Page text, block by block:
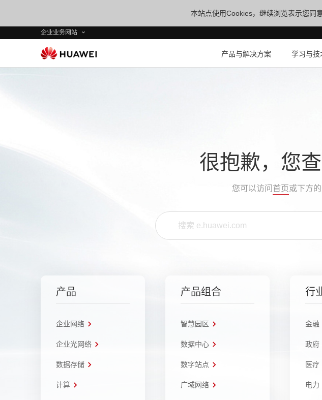
本站点使用Cookies，继续浏览表示您同
企业业务网站
产品与解决方案 学习与技
很抱歉，您
您可以访问 首页或下方
产品
企业网络
企业光网络
数据存储
计算
产品组合
智慧园区
数据中心
数字站点
广域网络
行
金融
政府
医疗
电力